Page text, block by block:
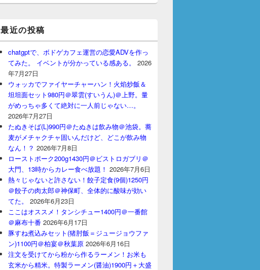
最近の投稿
chatgptで、ボドゲカフェ運営の恋愛ADVを作っ
てみた。 イベントが分かっている感ある。
2026
年7月27日
ウォッカでファイヤーチャーハン！火焰炒飯＆
坦坦面セット980円＠翠雲(すいうん)＠上野。量
がめっちゃ多くて絶対に一人前じゃない…。
2026年7月27日
たぬきそば(L)990円＠たぬきは飲み物＠池袋。蕎
麦がメチャクチャ固いんだけど、どこが飲み物
なん！？ 2026年7月8日
ローストポーク200g1430円＠ビストロガブリ＠
大門、13時からカレー食べ放題！ 2026年7月6日
熱々じゃないと許さない！餃子定食(9個)1250円
＠餃子の肉太郎＠神保町、全体的に酸味が効い
てた。
2026年6月23日
ここはオススメ！タンシチュー1400円＠一番館
＠麻布十番 2026年6月17日
豚すね煮込みセット(猪肘飯＝ジュージョウファ
ン)1100円＠柏宴＠秋葉原 2026年6月16日
注文を受けてから粉から作るラーメン！お米も
玄米から精米。特製ラーメン(醤油)1900円＋大盛